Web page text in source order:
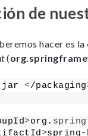
de
hacer es la
(
jar </packaging
>org.
>